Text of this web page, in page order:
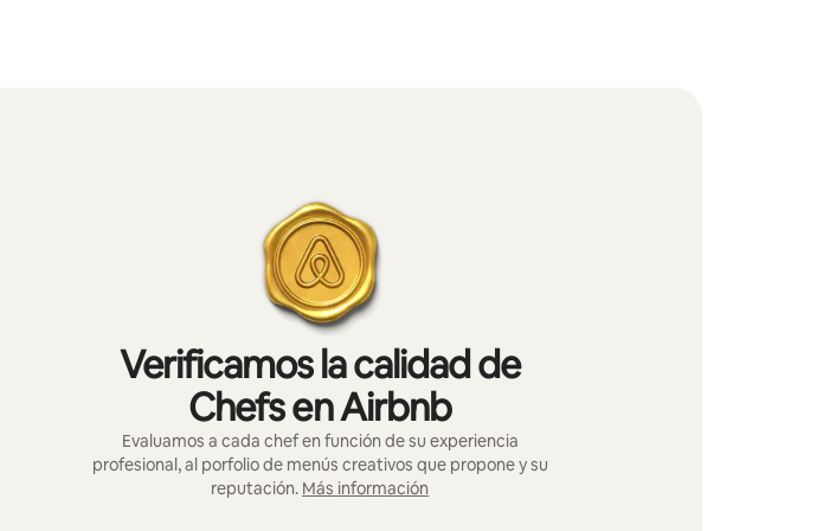
Verificamos la calidad de
Chefs en Airbnb
Evaluamos a cada chef en función de su experiencia
profesional, al porfolio de menús creativos que propone y su
reputación. Más información